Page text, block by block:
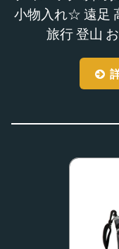
小物入れ☆ 遠足
旅行 登山